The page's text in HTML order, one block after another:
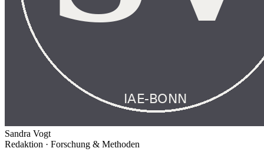
Sandra Vogt
Redaktion · Forschung & Methoden